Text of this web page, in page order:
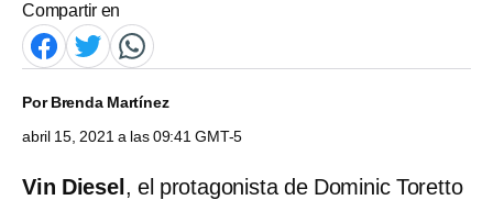
Compartir en
PorBrenda Martínez
abril 15, 2021 a las 09:41 GMT-5
Vin Diesel , el protagonista de Dominic Toretto